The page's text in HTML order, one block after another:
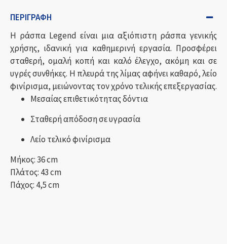
ΠΕΡΙΓΡΑΦΉ
Η ράσπα Legend είναι μια αξιόπιστη ράσπα γενικής
χρήσης, ιδανική για καθημερινή εργασία. Προσφέρει
σταθερή, ομαλή κοπή και καλό έλεγχο, ακόμη και σε
υγρές συνθήκες. Η πλευρά της λίμας αφήνει καθαρό, λείο
φινίρισμα, μειώνοντας τον χρόνο τελικής επεξεργασίας.
Μεσαίας επιθετικότητας δόντια
Σταθερή απόδοση σε υγρασία
Λείο τελικό φινίρισμα
Μήκος: 36 cm
Πλάτος: 43 cm
Πάχος: 4,5 cm